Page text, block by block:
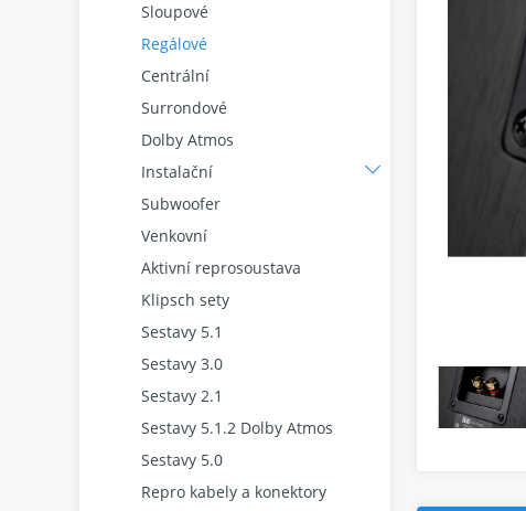
Sloupové
Regálové
Centrální
Surrondové
Dolby Atmos
Instalační
Subwoofer
Venkovní
Aktivní reprosoustava
Klipsch sety
Sestavy 5.1
Sestavy 3.0
Sestavy 2.1
Sestavy 5.1.2 Dolby Atmos
Sestavy 5.0
Repro kabely a konektory